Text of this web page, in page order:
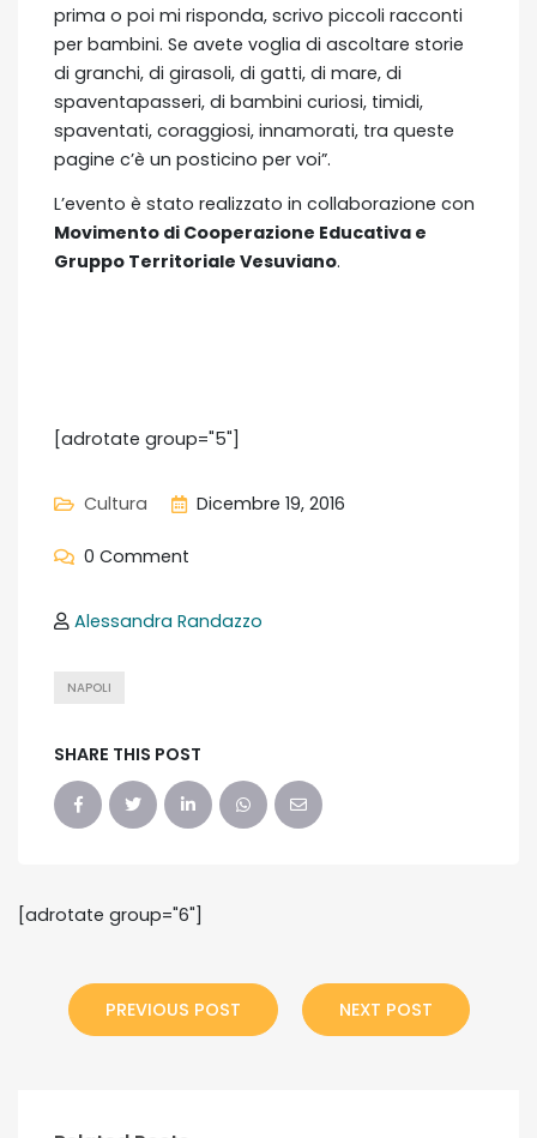
prima o poi mi risponda, scrivo piccoli racconti
per bambini. Se avete voglia di ascoltare storie
di granchi, di girasoli, di gatti, di mare, di
spaventapasseri, di bambini curiosi, timidi,
spaventati, coraggiosi, innamorati, tra queste
pagine c’è un posticino per voi”.
L’evento è stato realizzato in collaborazione con
Movimento di Cooperazione Educativa e
Gruppo Territoriale Vesuviano.
[adrotate group="5"]
Cultura Dicembre 19, 2016
0 Comment
Alessandra Randazzo
NAPOLI
SHARE THIS POST
[adrotate group="6"]
PREVIOUS POST NEXT POST